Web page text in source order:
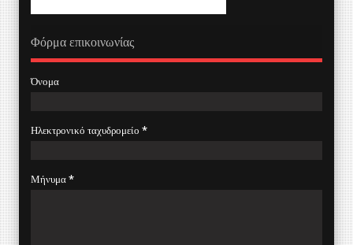
Φόρμα επικοινωνίας
Όνομα
Ηλεκτρονικό ταχυδρομείο *
Μήνυμα*